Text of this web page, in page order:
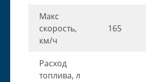
Макс
скорость,
км/ч
165
Расход
топлива, л